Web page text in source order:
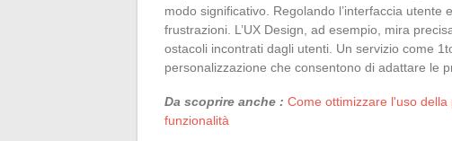
modo significativo. Regolando l’interfaccia
frustrazioni. L’UX Design, ad esempio, mira
ostacoli incontrati dagli utenti. Un servizio come
personalizzazione che consentono di adattare le
Da scoprire anche : Come ottimizzare l'uso
funzionalità